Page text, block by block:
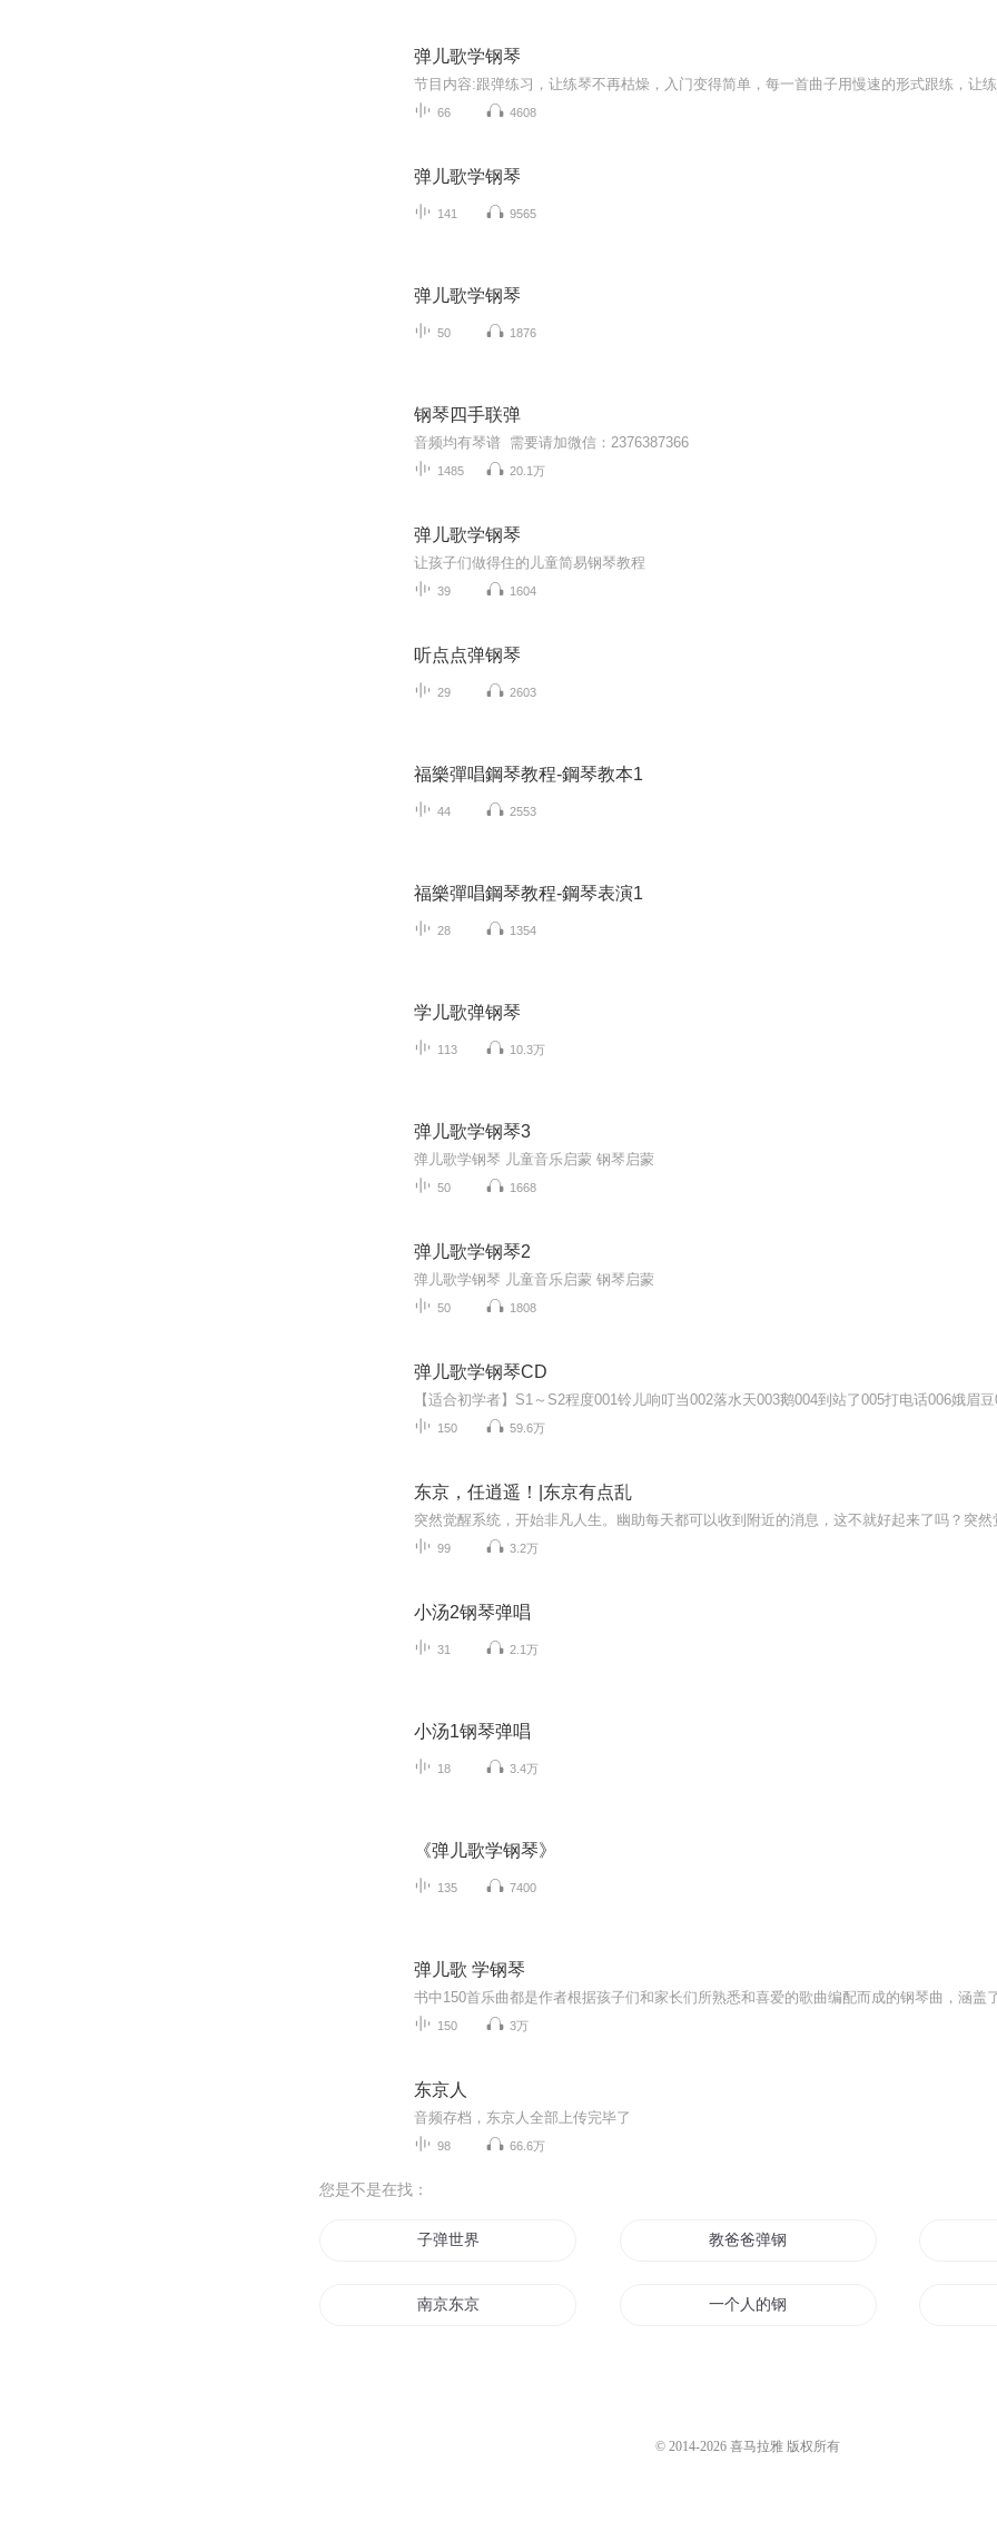
弹儿歌学钢琴
66 4608
弹儿歌学钢琴
141 9565
弹儿歌学钢琴
50 1876
钢琴四手联弹
音频均有琴谱 需要请加微信：2376387366
1485 20.1万
弹儿歌学钢琴
让孩子们做得住的儿童简易钢琴教程
39 1604
听点点弹钢琴
29 2603
福樂彈唱鋼琴教程-鋼琴教本1
44 2553
福樂彈唱鋼琴教程-鋼琴表演1
28 1354
学儿歌弹钢琴
113 10.3万
弹儿歌学钢琴3
弹儿歌学钢琴 儿童音乐启蒙 钢琴启蒙
50 1668
弹儿歌学钢琴2
弹儿歌学钢琴 儿童音乐启蒙 钢琴启蒙
50 1808
弹儿歌学钢琴CD
150 59.6万
东京，任逍遥！|东京有点乱
99 3.2万
小汤2钢琴弹唱
31 2.1万
小汤1钢琴弹唱
18 3.4万
《弹儿歌学钢琴》
135 7400
弹儿歌 学钢琴
150 3万
东京人
音频存档，东京人全部上传完毕了
98 66.6万
您是不是在找：
子弹世界 教爸爸弹钢琴吧
南京东京 一个人的钢琴梦
© 2014-2026 喜马拉雅 版权所有